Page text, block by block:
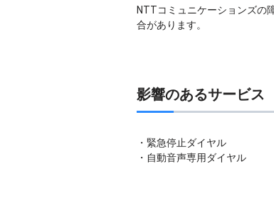
NTTコミュニケーションズの
合があります。
影響のあるサービス
・緊急停止ダイヤル
・自動音声専用ダイヤル